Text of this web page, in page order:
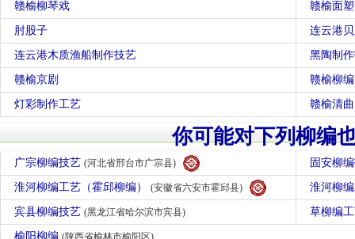
赣榆柳琴戏 赣榆面塑
肘股子 连云港
连云港木质渔船制作技艺 黑陶制
赣榆京剧 赣榆柳编
灯彩制作工艺 赣榆清曲
你可能对下列柳编
广宗柳编技艺 (河北省邢台市广宗县) 固安柳
淮河柳编工艺（霍邱柳编） (安徽省六安市霍邱县) 淮河柳
宾县柳编技艺 (黑龙江省哈尔滨市宾县) 草柳编
榆阳柳编 (陕西省榆林市榆阳区)